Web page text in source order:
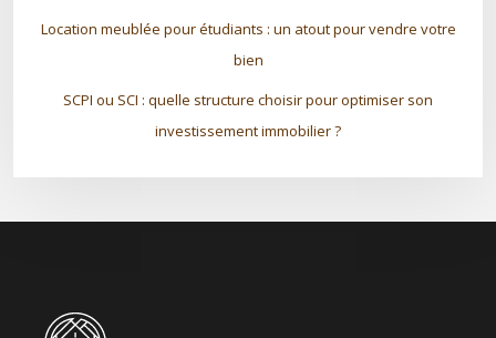
Location meublée pour étudiants : un atout pour vendre votre
bien
SCPI ou SCI : quelle structure choisir pour optimiser son
investissement immobilier ?